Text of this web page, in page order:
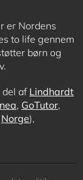
er Nordens
to life gennem
børn og
del af Lindhardt
, GoTutor,
Norge),